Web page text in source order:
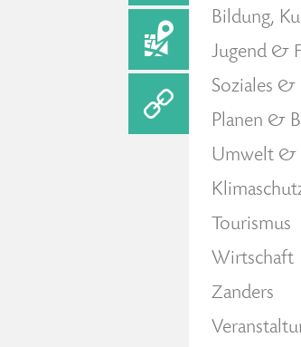
Bildung,
Jugend &
Soziales &
Planen &
Umwelt &
Tourismus
Wirtschaft
Zanders